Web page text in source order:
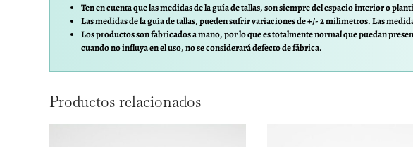
Ten en cuenta que las medidas de la guía de tallas, son siempre del espacio interior o
Las medidas de la guía de tallas, pueden sufrir variaciones de +/- 2 milímetros. Las
Los productos son fabricados a mano, por lo que es totalmente normal que puedan
cuando no influya en el uso, no se considerará defecto de fábrica.
Productos relacionados